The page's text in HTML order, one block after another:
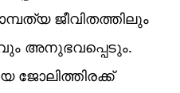
ജീവിതത്തിലും
അനുഭവപ്പെടും.
ജോലിത്തിരക്ക്